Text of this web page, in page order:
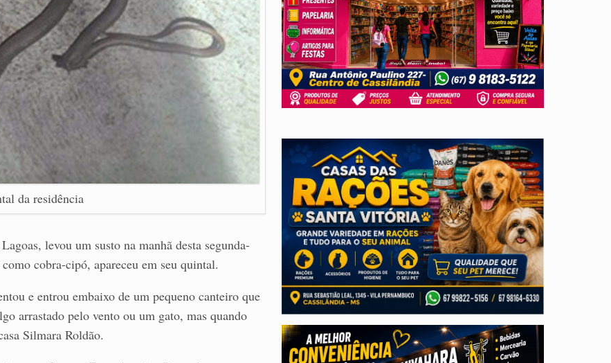
da residência
levou um susto na manhã desta segunda-
cobra-cipó, apareceu em seu quintal.
e entrou embaixo de um pequeno canteiro que
arrastado pelo vento ou um gato, mas quando
Silmara Roldão.